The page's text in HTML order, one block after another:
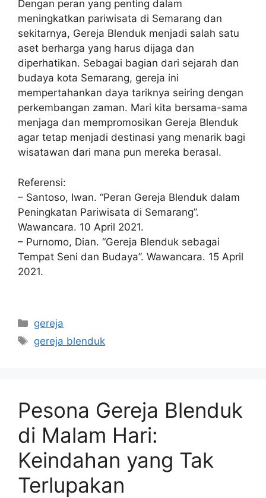
Dengan peran yang penting dalam
meningkatkan pariwisata di Semarang dan
sekitarnya, Gereja Blenduk menjadi salah satu
aset berharga yang harus dijaga dan
diperhatikan. Sebagai bagian dari sejarah dan
budaya kota Semarang, gereja ini
mempertahankan daya tariknya seiring dengan
perkembangan zaman. Mari kita bersama-sama
menjaga dan mempromosikan Gereja Blenduk
agar tetap menjadi destinasi yang menarik bagi
wisatawan dari mana pun mereka berasal.
Referensi:
– Santoso, Iwan. “Peran Gereja Blenduk dalam
Peningkatan Pariwisata di Semarang”.
Wawancara. 10 April 2021.
– Purnomo, Dian. “Gereja Blenduk sebagai
Tempat Seni dan Budaya”. Wawancara. 15 April
2021.
Categories
gereja
Tags
gereja blenduk
Pesona Gereja Blenduk
di Malam Hari:
Keindahan yang Tak
Terlupakan